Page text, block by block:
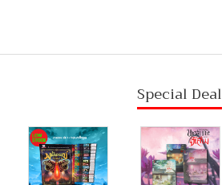
Special Deal